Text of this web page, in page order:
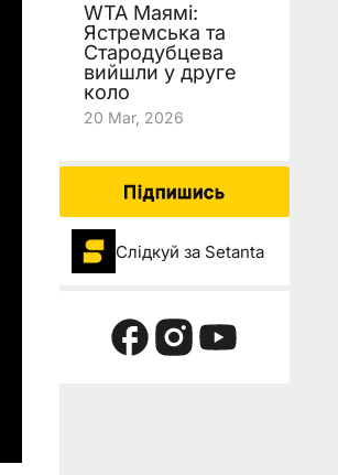
WTA Маямі:
Ястремська та
Стародубцева
вийшли у друге
коло
20 Mar, 2026
Підпишись
Слідкуй за Setanta